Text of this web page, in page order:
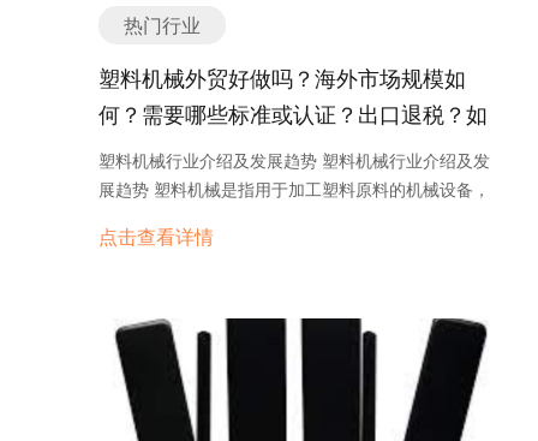
热门行业
塑料机械外贸好做吗？海外市场规模如
何？需要哪些标准或认证？出口退税？如
何找分销商或客户？
塑料机械行业介绍及发展趋势 塑料机械行业介绍及发
展趋势 塑料机械是指用于加工塑料原料的机械设备，
随着塑料制品在各个领域的广泛应用，塑料机械行业
及对环境保护意识的增强，塑料制品的需求不断增
加。塑料机械作为塑料制品生产的核心设备，市场需
求旺盛，行业发展前景广阔。 其次，塑料机械行业在
技术创新方面取得了重要突破。随着科技的进步，塑
点击查看详情